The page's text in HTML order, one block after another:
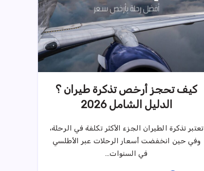
كيف تحجز أرخص تذكرة طيران ؟
الدليل الشامل 2026
تعتبر تذكرة الطيران الجزء الأكثر تكلفة في الرحلة،
وفي حين انخفضت أسعار الرحلات عبر الأطلسي
في السنوات…